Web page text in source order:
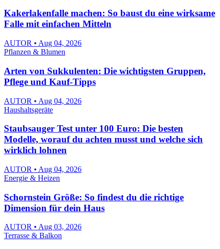
Kakerlakenfalle machen: So baust du eine wirksame
Falle mit einfachen Mitteln
AUTOR • Aug 04, 2026
Pflanzen & Blumen
Arten von Sukkulenten: Die wichtigsten Gruppen,
Pflege und Kauf-Tipps
AUTOR • Aug 04, 2026
Haushaltsgeräte
Staubsauger Test unter 100 Euro: Die besten
Modelle, worauf du achten musst und welche sich
wirklich lohnen
AUTOR • Aug 04, 2026
Energie & Heizen
Schornstein Größe: So findest du die richtige
Dimension für dein Haus
AUTOR • Aug 03, 2026
Terrasse & Balkon